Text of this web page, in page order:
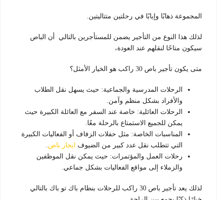
المجموعة ذهابًا وإيابًا في رحلتين متتاليتين.
لذلك هذا النوع من التأجير يضمن للمستأجرين بالتالي أن الباص
سيكون متاحًا لنقلهم عند العودة،
متى يكون تأجير باص 30 راكب هو الخيار الأمثل؟
الرحلات المدرسية والجماعية: حيث يسهل نقل الطلاب
والأفراد بشكل منظم وآمن.
الرحلات العائلية: خاصة عند السفر مع العائلة الكبيرة حيث
يمكن للجميع الاستمتاع بالرحلة معًا.
المناسبات الخاصة: مثل حفلات الزفاف أو الفعاليات الكبيرة
التي تتطلب نقل عدد كبير من الضيوف
ايجار باص.
رحلات العمل والمؤتمرات: حيث يمكن نقل الموظفين
والزملاء إلى مواقع الفعاليات بشكل جماعي.
لذلك يعد تأجير باص 30 راكب للرحلات بنظام باك تو باك بالتالي